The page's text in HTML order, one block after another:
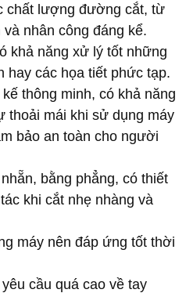
chất lượng đường cắt, từ
nhân công đáng kể.
khả năng xử lý tốt những
các họa tiết phức tạp.
thông minh, có khả năng
thoải mái khi sử dụng máy
bảo an toàn cho người
bằng phẳng, có thiết
khi cắt nhẹ nhàng và
máy nên đáp ứng tốt thời
cầu quá cao về tay